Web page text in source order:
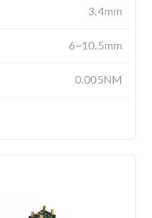
3.4mm
6~10.5mm
0.005NM